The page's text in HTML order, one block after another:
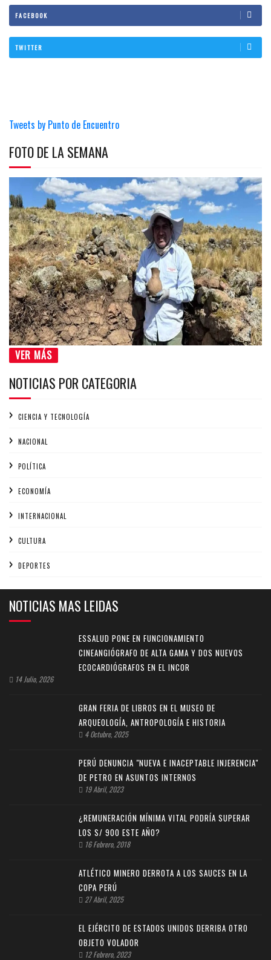
FACEBOOK
TWITTER
Tweets by Punto de Encuentro
FOTO DE LA SEMANA
VER MÁS
NOTICIAS POR CATEGORIA
CIENCIA Y TECNOLOGÍA
NACIONAL
POLÍTICA
ECONOMÍA
INTERNACIONAL
CULTURA
DEPORTES
NOTICIAS MAS LEIDAS
ESSALUD PONE EN FUNCIONAMIENTO
CINEANGIÓGRAFO DE ALTA GAMA Y DOS NUEVOS
ECOCARDIÓGRAFOS EN EL INCOR
14 Julio, 2026
GRAN FERIA DE LIBROS EN EL MUSEO DE
ARQUEOLOGÍA, ANTROPOLOGÍA E HISTORIA
4 Octubre, 2025
PERÚ DENUNCIA "NUEVA E INACEPTABLE INJERENCIA"
DE PETRO EN ASUNTOS INTERNOS
19 Abril, 2023
¿REMUNERACIÓN MÍNIMA VITAL PODRÍA SUPERAR
LOS S/ 900 ESTE AÑO?
16 Febrero, 2018
ATLÉTICO MINERO DERROTA A LOS SAUCES EN LA
COPA PERÚ
27 Abril, 2025
EL EJÉRCITO DE ESTADOS UNIDOS DERRIBA OTRO
OBJETO VOLADOR
12 Febrero, 2023